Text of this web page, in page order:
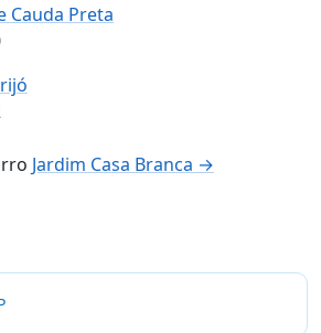
Cauda Preta
Jardim Casa Branca →